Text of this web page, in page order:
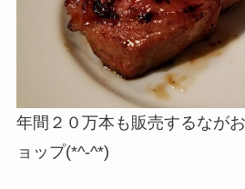
年間２０万本も販売するなが
ョップ(*^-^*)